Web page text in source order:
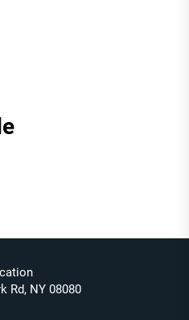
Rd, NY 08080